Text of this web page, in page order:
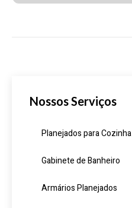
Nossos Serviços
Planejados para Cozinha
Gabinete de Banheiro
Armários Planejados